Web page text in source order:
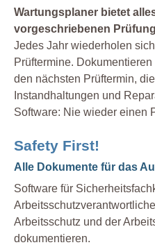
Wartungsplaner bietet
vorgeschriebenen
Jedes Jahr wiederholen
Prüftermine.
den nächsten Prüftermin,
Instandhaltungen und
Software: Nie wieder einen
Safety First!
Alle Dokumente für das
Software für
Arbeitsschutz und der
dokumentieren.